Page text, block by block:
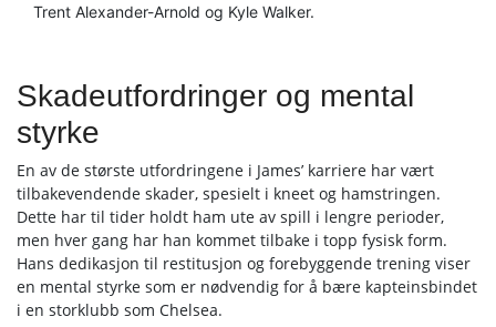
Trent Alexander-Arnold og Kyle Walker.
Skadeutfordringer og mental
styrke
En av de største utfordringene i James’ karriere har vært
tilbakevendende skader, spesielt i kneet og hamstringen.
Dette har til tider holdt ham ute av spill i lengre perioder,
men hver gang har han kommet tilbake i topp fysisk form.
Hans dedikasjon til restitusjon og forebyggende trening viser
en mental styrke som er nødvendig for å bære kapteinsbindet
i en storklubb som Chelsea.